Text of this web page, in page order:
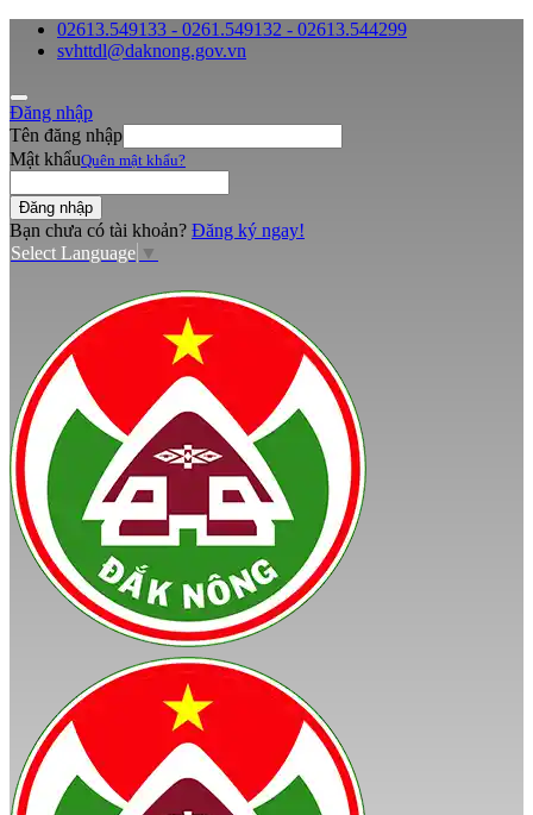
02613.549133 - 0261.549132 - 02613.544299
svhttdl@daknong.gov.vn
Đăng nhập
Tên đăng nhập
Mật khẩuQuên mật khẩu?
Bạn chưa có tài khoản? Đăng ký ngay!
Select Language ▼